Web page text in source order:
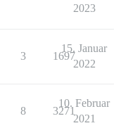
2023
3 1697
15. Januar
2022
8 3271
10. Februar
2021